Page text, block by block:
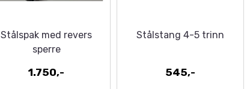
Stålspak med revers
sperre
1.750,-
Stålstang 4-5 trinn
545,-